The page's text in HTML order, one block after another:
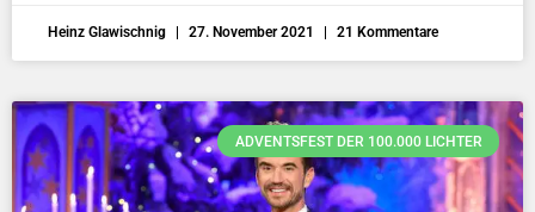
Heinz Glawischnig 27. November 2021 21 Kommentare
ADVENTSFEST DER 100.000 LICHTER